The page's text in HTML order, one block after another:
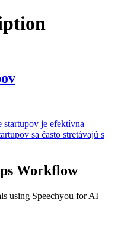
startupov je efektívna
sa často stretávajú s
Workflow
using Speechyou for AI